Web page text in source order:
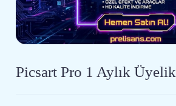
Picsart Pro 1 Aylık Üyelik